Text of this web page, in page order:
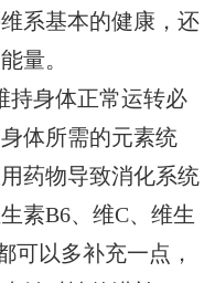
系基本的健康，还
量。
持身体正常运转必
体所需的元素统
药物导致消化系统
素B6、维C、维生
可以多补充一点，